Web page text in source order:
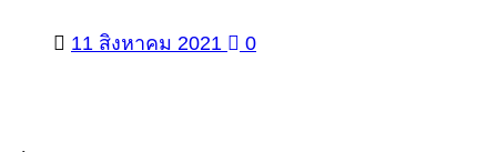
11 สิงหาคม 2021 0